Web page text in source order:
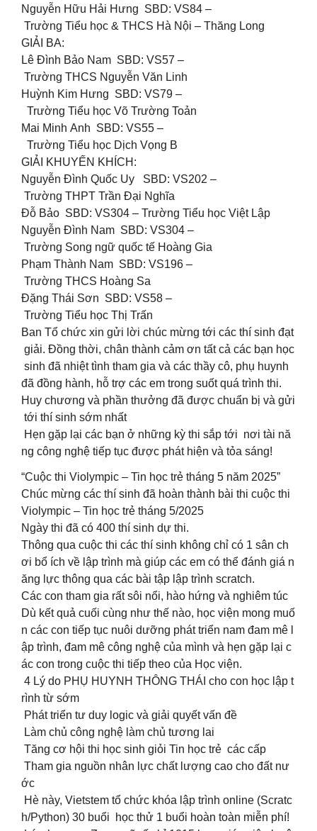
Nguyễn Hữu Hải Hưng SBD: VS84 –
Trường Tiểu học & THCS Hà Nội – Thăng Long
GIẢI BA:
Lê Đình Bảo Nam SBD: VS57 –
Trường THCS Nguyễn Văn Linh
Huỳnh Kim Hưng SBD: VS79 –
Trường Tiểu học Võ Trường Toản
Mai Minh Anh SBD: VS55 –
Trường Tiểu học Dịch Vọng B
GIẢI KHUYẾN KHÍCH:
Nguyễn Đình Quốc Uy SBD: VS202 –
Trường THPT Trần Đại Nghĩa
Đỗ Bảo SBD: VS304 – Trường Tiểu học Việt Lập
Nguyễn Đình Nam SBD: VS304 –
Trường Song ngữ quốc tế Hoàng Gia
Phạm Thành Nam SBD: VS196 –
Trường THCS Hoàng Sa
Đặng Thái Sơn SBD: VS58 –
Trường Tiểu học Thị Trấn
Ban Tổ chức xin gửi lời chúc mừng tới các thí sinh đạt
giải. Đồng thời, chân thành cảm ơn tất cả các bạn học
sinh đã nhiệt tình tham gia và các thầy cô, phụ huynh
đã đồng hành, hỗ trợ các em trong suốt quá trình thi.
Huy chương và phần thưởng đã được chuẩn bị và gửi
tới thí sinh sớm nhất
Hẹn gặp lại các bạn ở những kỳ thi sắp tới nơi tài nă
ng công nghệ tiếp tục được phát hiện và tỏa sáng!
“Cuộc thi Violympic – Tin học trẻ tháng 5 năm 2025”
Chúc mừng các thí sinh đã hoàn thành bài thi cuộc thi
Violympic – Tin học trẻ tháng 5/2025
Ngày thi đã có 400 thí sinh dự thi.
Thông qua cuộc thi các thí sinh không chỉ có 1 sân ch
ơi bổ ích về lập trình mà giúp các em có thể đánh giá n
ăng lực thông qua các bài tập lập trình scratch.
Các con tham gia rất sôi nổi, hào hứng và nghiêm túc
️Dù kết quả cuối cùng như thế nào, học viện mong muố
n các con tiếp tục nuôi dưỡng phát triển nam đam mê l
ập trình, đam mê công nghệ của mình và hẹn gặp lại c
ác con trong cuộc thi tiếp theo của Học viện.
4 Lý do PHỤ HUYNH THÔNG THÁI cho con học lập t
rình từ sớm
Phát triển tư duy logic và giải quyết vấn đề
Làm chủ công nghệ làm chủ tương lai
Tăng cơ hội thi học sinh giỏi Tin học trẻ các cấp
Tham gia nguồn nhân lực chất lượng cao cho đất nư
ớc
Hè này, Vietstem tổ chức khóa lập trình online (Scratc
h/Python) 30 buổi học thử 1 buổi hoàn toàn miễn phí!